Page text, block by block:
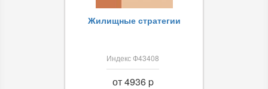
Жилищные стратегии
Индекс Ф43408
от 4936 p